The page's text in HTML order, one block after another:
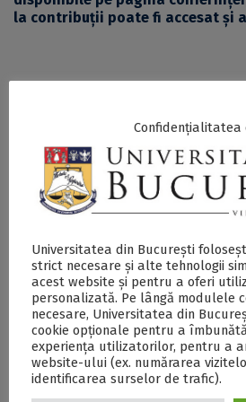
la contribuții poate fi accesat și
Apel la contribuții pentru a
Internaționale în Asistență
DOCX
Postări Asemănătoare:
Confidențialitatea
Universitatea din București
strict necesare și alte tehnologii
acest website și pentru a oferi
personalizată. Pe lângă modulele
necesare, Universitatea din
cookie opționale pentru a
experiența utilizatorilor, pentru a
website-ului (ex. numărarea
identificarea surselor de trafic).